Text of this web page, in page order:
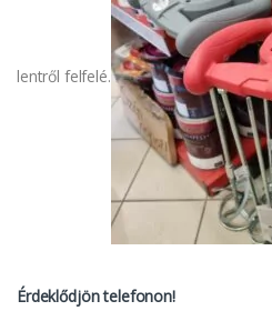
lentről felfelé.
Érdeklődjön telefonon!